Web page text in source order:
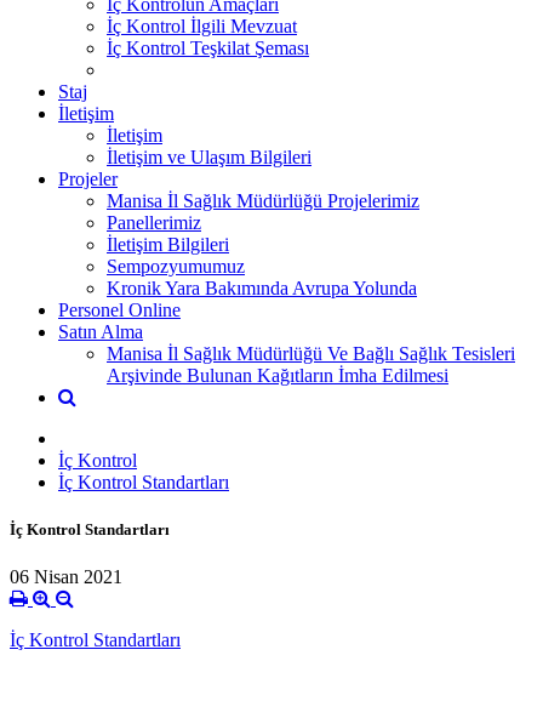
İç Kontrol İlgili Mevzuat
İç Kontrol Teşkilat Şeması
Staj
İletişim
İletişim
İletişim ve Ulaşım Bilgileri
Projeler
Manisa İl Sağlık Müdürlüğü Projelerimiz
Panellerimiz
İletişim Bilgileri
Sempozyumumuz
Kronik Yara Bakımında Avrupa Yolunda
Personel Online
Satın Alma
Manisa İl Sağlık Müdürlüğü Ve Bağlı Sağlık Tesisleri
Arşivinde Bulunan Kağıtların İmha Edilmesi
İç Kontrol
İç Kontrol Standartları
İç Kontrol Standartları
06 Nisan 2021
İç Kontrol Standartları